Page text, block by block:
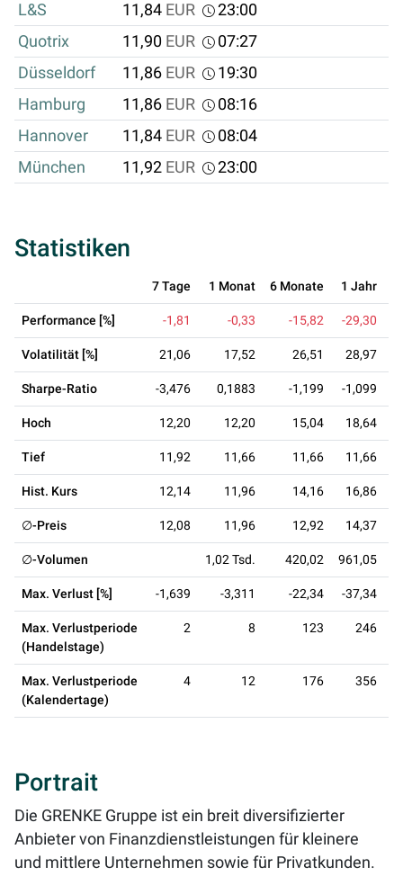
L&S
11,84 EUR
23:00
Quotrix
11,90 EUR
07:27
Düsseldorf
11,86 EUR
19:30
Hamburg
11,86 EUR
08:16
Hannover
11,84 EUR
08:04
München
11,92 EUR 23:00
Statistiken
7 Tage 1 Monat 6 Monate 1 Jahr
Performance [%] -1,81 -0,33 -15,82 -29,30
Volatilität [%] 21,06 17,52 26,51 28,97
Sharpe-Ratio -3,476 0,1883 -1,199 -1,099
Hoch 12,20 12,20 15,04 18,64
Tief 11,92 11,66 11,66 11,66
Hist. Kurs 12,14 11,96 14,16 16,86
∅-Preis 12,08 11,96 12,92 14,37
∅-Volumen 1,02 Tsd. 420,02 961,05
Max. Verlust [%] -1,639 -3,311 -22,34 -37,34
Max. Verlustperiode
(Handelstage)
2 8 123 246
Max. Verlustperiode
(Kalendertage)
4 12 176 356
Portrait
Die GRENKE Gruppe ist ein breit diversifizierter
Anbieter von Finanzdienstleistungen für kleinere
und mittlere Unternehmen sowie für Privatkunden.